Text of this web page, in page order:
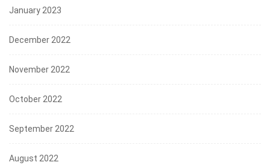
January 2023
December 2022
November 2022
October 2022
September 2022
August 2022